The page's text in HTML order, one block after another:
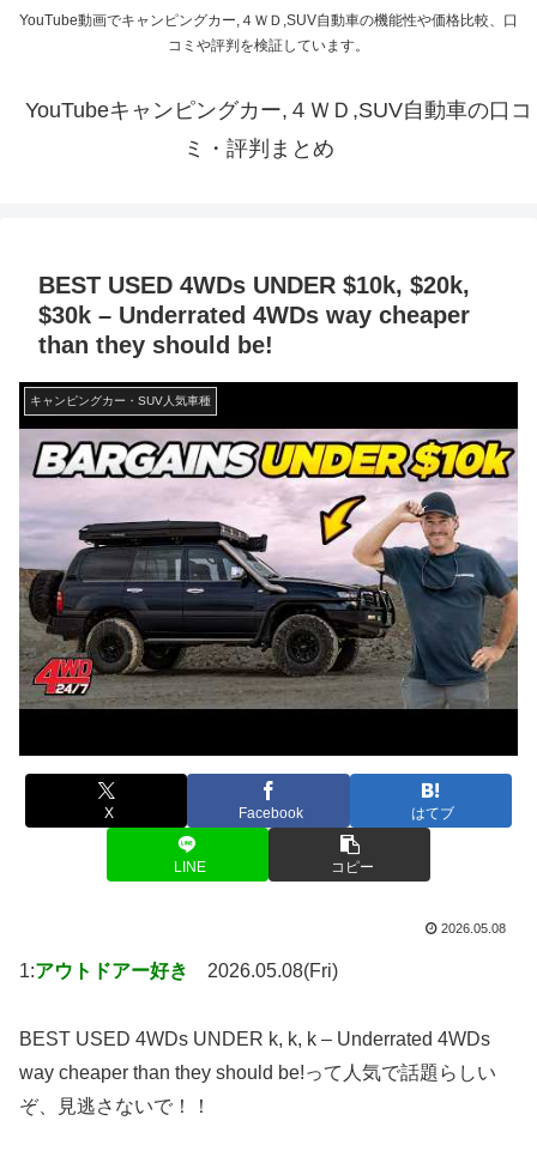
YouTube動画でキャンピングカー,４ＷＤ,SUV自動車の機能性や価格比較、口
コミや評判を検証しています。
YouTubeキャンピングカー,４ＷＤ,SUV自動車の口コ
ミ・評判まとめ
BEST USED 4WDs UNDER $10k, $20k,
$30k – Underrated 4WDs way cheaper
than they should be!
キャンピングカー・SUV人気車種
X Facebook はてブ
LINE コピー
2026.05.08
1:アウトドアー好き 2026.05.08(Fri)
BEST USED 4WDs UNDER k, k, k – Underrated 4WDs
way cheaper than they should be!って人気で話題らしい
ぞ、見逃さないで！！